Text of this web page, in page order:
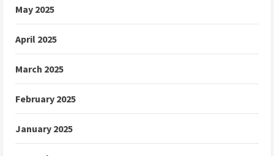
May 2025
April 2025
March 2025
February 2025
January 2025